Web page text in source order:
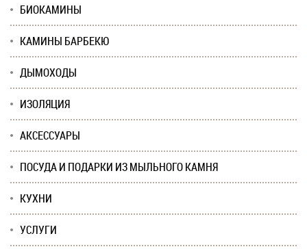
БИОКАМИНЫ
КАМИНЫ БАРБЕКЮ
ДЫМОХОДЫ
ИЗОЛЯЦИЯ
АКСЕССУАРЫ
ПОСУДА И ПОДАРКИ ИЗ МЫЛЬНОГО КАМНЯ
КУХНИ
УСЛУГИ